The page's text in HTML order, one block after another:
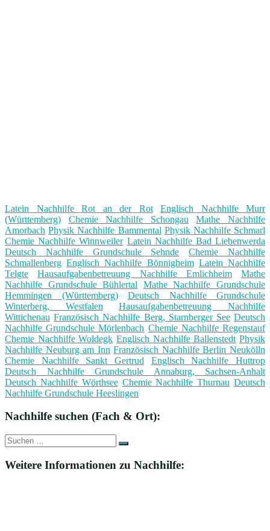
Latein Nachhilfe Rot an der Rot
Englisch Nachhilfe Murr
(Württemberg)
Chemie Nachhilfe Schongau
Mathe Nachhilfe
Amorbach Physik Nachhilfe Bammental Physik Nachhilfe Schmarl
Chemie Nachhilfe Winnweiler Latein Nachhilfe Bad Liebenwerda
Deutsch Nachhilfe Grundschule Sehnde
Chemie Nachhilfe
Schmallenberg Englisch Nachhilfe Bönnigheim Latein Nachhilfe
Telgte
Hausaufgabenbetreuung Nachhilfe Emlichheim
Mathe
Nachhilfe Grundschule Bühlertal
Mathe Nachhilfe Grundschule
Hemmingen (Württemberg)
Deutsch Nachhilfe Grundschule
Winterberg, Westfalen
Hausaufgabenbetreuung Nachhilfe
Wittichenau Französisch Nachhilfe Berg, Starnberger See Deutsch
Nachhilfe Grundschule Mörlenbach Chemie Nachhilfe Regenstauf
Chemie Nachhilfe Woldegk Englisch Nachhilfe Ballenstedt Physik
Nachhilfe Neuburg am Inn Französisch Nachhilfe Berlin Neukölln
Chemie Nachhilfe Sankt Gertrud
Englisch Nachhilfe Huttrop
Deutsch Nachhilfe Grundschule Annaburg, Sachsen-Anhalt
Deutsch Nachhilfe Wörthsee Chemie Nachhilfe Thurnau Deutsch
Nachhilfe Grundschule Heeslingen
Nachhilfe suchen (Fach & Ort):
Suche
nach:
Suchen
Weitere Informationen zu Nachhilfe: